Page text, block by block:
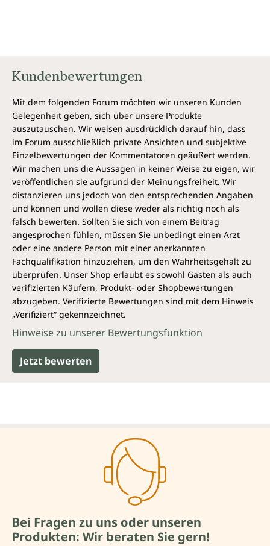
Kundenbewertungen
Mit dem folgenden Forum möchten wir unseren Kunden
Gelegenheit geben, sich über unsere Produkte
auszutauschen. Wir weisen ausdrücklich darauf hin, dass
im Forum ausschließlich private Ansichten und subjektive
Einzelbewertungen der Kommentatoren geäußert werden.
Wir machen uns die Aussagen in keiner Weise zu eigen, wir
veröffentlichen sie aufgrund der Meinungsfreiheit. Wir
distanzieren uns jedoch von den entsprechenden Angaben
und können und wollen diese weder als richtig noch als
falsch bewerten. Sollten Sie sich von einem Beitrag
angesprochen fühlen, müssen Sie unbedingt einen Arzt
oder eine andere Person mit einer anerkannten
Fachqualifikation hinzuziehen, um den Wahrheitsgehalt zu
überprüfen. Unser Shop erlaubt es sowohl Gästen als auch
verifizierten Käufern, Produkt- oder Shopbewertungen
abzugeben. Verifizierte Bewertungen sind mit dem Hinweis
„Verifiziert“ gekennzeichnet.
Hinweise zu unserer Bewertungsfunktion
Jetzt bewerten
Bei Fragen zu uns oder unseren
Produkten: Wir beraten Sie gern!